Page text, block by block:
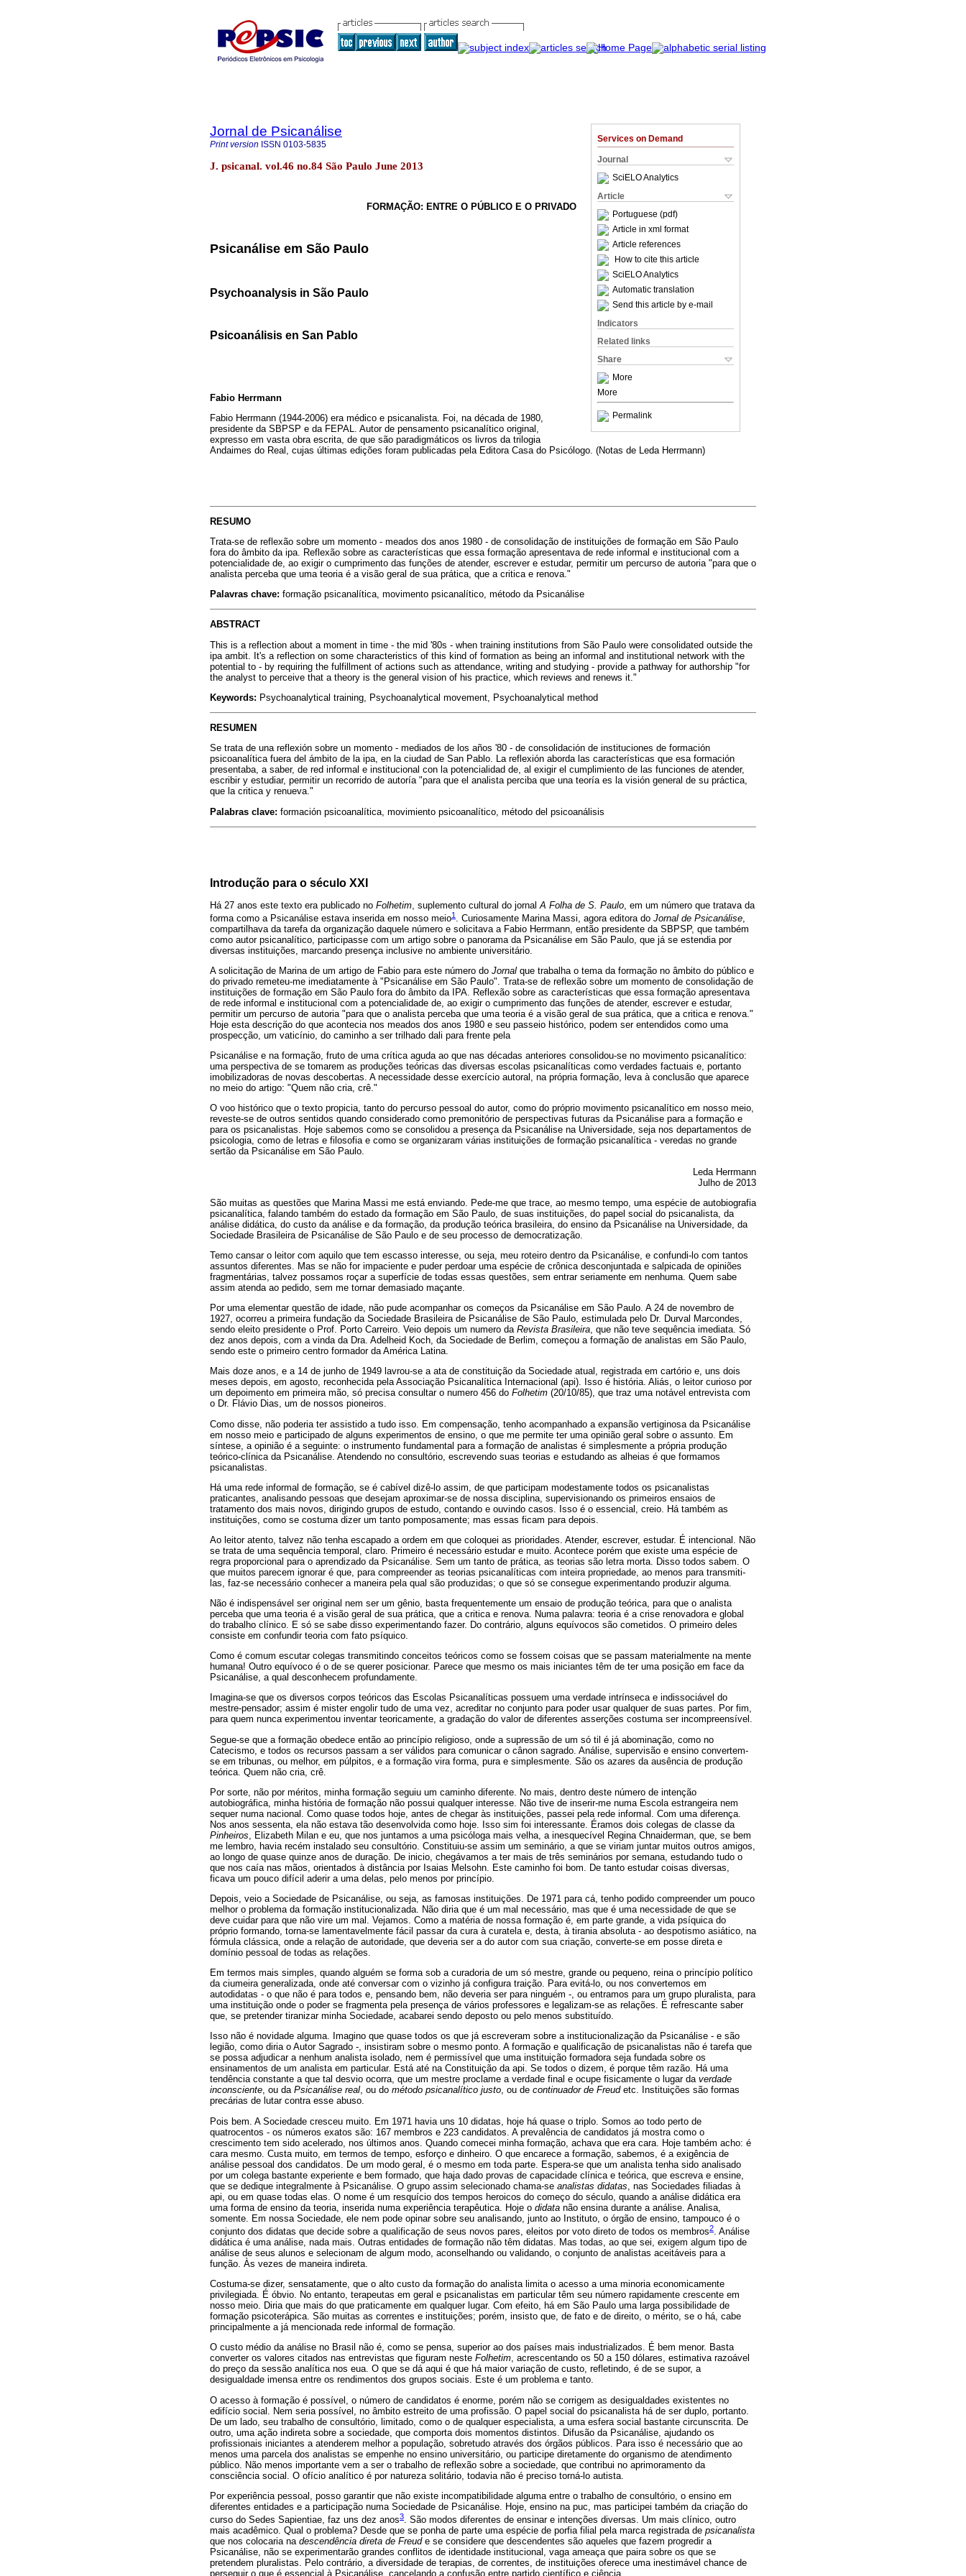
Services on Demand
Journal
SciELO Analytics
Article
Portuguese (pdf)
Article in xml format
Article references
How to cite this article
SciELO Analytics
Automatic translation
Send this article by e-mail
Indicators
Related links
Share
More
More
Permalink
Jornal de Psicanálise
Print version ISSN 0103-5835
J. psicanal. vol.46 no.84 São Paulo June 2013
FORMAÇÃO: ENTRE O PÚBLICO E O PRIVADO
Psicanálise em São Paulo
Psychoanalysis in São Paulo
Psicoanálisis en San Pablo
Fabio Herrmann
Fabio Herrmann (1944-2006) era médico e psicanalista. Foi, na década de 1980,
presidente da SBPSP e da FEPAL. Autor de pensamento psicanalítico original,
expresso em vasta obra escrita, de que são paradigmáticos os livros da trilogia
Andaimes do Real, cujas últimas edições foram publicadas pela Editora Casa do Psicólogo. (Notas de Leda Herrmann)
RESUMO
Trata-se de reflexão sobre um momento - meados dos anos 1980 - de consolidação de instituições de formação em São Paulo
fora do âmbito da ipa. Reflexão sobre as características que essa formação apresentava de rede informal e institucional com a
potencialidade de, ao exigir o cumprimento das funções de atender, escrever e estudar, permitir um percurso de autoria "para que o
analista perceba que uma teoria é a visão geral de sua prática, que a critica e renova."
Palavras chave: formação psicanalítica, movimento psicanalítico, método da Psicanálise
ABSTRACT
This is a reflection about a moment in time - the mid '80s - when training institutions from São Paulo were consolidated outside the
ipa ambit. It's a reflection on some characteristics of this kind of formation as being an informal and institutional network with the
potential to - by requiring the fulfillment of actions such as attendance, writing and studying - provide a pathway for authorship "for
the analyst to perceive that a theory is the general vision of his practice, which reviews and renews it."
Keywords: Psychoanalytical training, Psychoanalytical movement, Psychoanalytical method
RESUMEN
Se trata de una reflexión sobre un momento - mediados de los años '80 - de consolidación de instituciones de formación
psicoanalítica fuera del ámbito de la ipa, en la ciudad de San Pablo. La reflexión aborda las características que esa formación
presentaba, a saber, de red informal e institucional con la potencialidad de, al exigir el cumplimiento de las funciones de atender,
escribir y estudiar, permitir un recorrido de autoría "para que el analista perciba que una teoría es la visión general de su práctica,
que la critica y renueva."
Palabras clave: formación psicoanalítica, movimiento psicoanalítico, método del psicoanálisis
Introdução para o século XXI
Há 27 anos este texto era publicado no Folhetim , suplemento cultural do jornal A Folha de S. Paulo , em um número que tratava da
forma como a Psicanálise estava inserida em nosso meio1 . Curiosamente Marina Massi, agora editora do Jornal de Psicanálise
compartilhava da tarefa da organização daquele número e solicitava a Fabio Herrmann, então presidente da SBPSP, que também
como autor psicanalítico, participasse com um artigo sobre o panorama da Psicanálise em São Paulo, que já se estendia por
diversas instituições, marcando presença inclusive no ambiente universitário.
A solicitação de Marina de um artigo de Fabio para este número do Jornal que trabalha o tema da formação no âmbito do público e
do privado remeteu-me imediatamente à "Psicanálise em São Paulo". Trata-se de reflexão sobre um momento de consolidação de
instituições de formação em São Paulo fora do âmbito da IPA. Reflexão sobre as características que essa formação apresentava
de rede informal e institucional com a potencialidade de, ao exigir o cumprimento das funções de atender, escrever e estudar,
permitir um percurso de autoria "para que o analista perceba que uma teoria é a visão geral de sua prática, que a critica e renova."
Hoje esta descrição do que acontecia nos meados dos anos 1980 e seu passeio histórico, podem ser entendidos como uma
prospecção, um vaticínio, do caminho a ser trilhado dali para frente pela
Psicanálise e na formação, fruto de uma crítica aguda ao que nas décadas anteriores consolidou-se no movimento psicanalítico:
uma perspectiva de se tomarem as produções teóricas das diversas escolas psicanalíticas como verdades factuais e, portanto
imobilizadoras de novas descobertas. A necessidade desse exercício autoral, na própria formação, leva à conclusão que aparece
no meio do artigo: "Quem não cria, crê."
O voo histórico que o texto propicia, tanto do percurso pessoal do autor, como do próprio movimento psicanalítico em nosso meio,
reveste-se de outros sentidos quando considerado como premonitório de perspectivas futuras da Psicanálise para a formação e
para os psicanalistas. Hoje sabemos como se consolidou a presença da Psicanálise na Universidade, seja nos departamentos de
psicologia, como de letras e filosofia e como se organizaram várias instituições de formação psicanalítica - veredas no grande
sertão da Psicanálise em São Paulo.
Leda Herrmann
Julho de 2013
São muitas as questões que Marina Massi me está enviando. Pede-me que trace, ao mesmo tempo, uma espécie de autobiografia
psicanalítica, falando também do estado da formação em São Paulo, de suas instituições, do papel social do psicanalista, da
análise didática, do custo da análise e da formação, da produção teórica brasileira, do ensino da Psicanálise na Universidade, da
Sociedade Brasileira de Psicanálise de São Paulo e de seu processo de democratização.
Temo cansar o leitor com aquilo que tem escasso interesse, ou seja, meu roteiro dentro da Psicanálise, e confundi-lo com tantos
assuntos diferentes. Mas se não for impaciente e puder perdoar uma espécie de crônica desconjuntada e salpicada de opiniões
fragmentárias, talvez possamos roçar a superfície de todas essas questões, sem entrar seriamente em nenhuma. Quem sabe
assim atenda ao pedido, sem me tornar demasiado maçante.
Por uma elementar questão de idade, não pude acompanhar os começos da Psicanálise em São Paulo. A 24 de novembro de
1927, ocorreu a primeira fundação da Sociedade Brasileira de Psicanálise de São Paulo, estimulada pelo Dr. Durval Marcondes,
sendo eleito presidente o Prof. Porto Carreiro. Veio depois um numero da Revista Brasileira, que não teve sequência imediata. Só
dez anos depois, com a vinda da Dra. Adelheid Koch, da Sociedade de Berlim, começou a formação de analistas em São Paulo,
sendo este o primeiro centro formador da América Latina.
Mais doze anos, e a 14 de junho de 1949 lavrou-se a ata de constituição da Sociedade atual, registrada em cartório e, uns dois
meses depois, em agosto, reconhecida pela Associação Psicanalítica Internacional (api). Isso é história. Aliás, o leitor curioso por
um depoimento em primeira mão, só precisa consultar o numero 456 do Folhetim (20/10/85), que traz uma notável entrevista com
o Dr. Flávio Dias, um de nossos pioneiros.
Como disse, não poderia ter assistido a tudo isso. Em compensação, tenho acompanhado a expansão vertiginosa da Psicanálise
em nosso meio e participado de alguns experimentos de ensino, o que me permite ter uma opinião geral sobre o assunto. Em
síntese, a opinião é a seguinte: o instrumento fundamental para a formação de analistas é simplesmente a própria produção
teórico-clínica da Psicanálise. Atendendo no consultório, escrevendo suas teorias e estudando as alheias é que formamos
psicanalistas.
Há uma rede informal de formação, se é cabível dizê-lo assim, de que participam modestamente todos os psicanalistas
praticantes, analisando pessoas que desejam aproximar-se de nossa disciplina, supervisionando os primeiros ensaios de
tratamento dos mais novos, dirigindo grupos de estudo, contando e ouvindo casos. Isso é o essencial, creio. Há também as
instituições, como se costuma dizer um tanto pomposamente; mas essas ficam para depois.
Ao leitor atento, talvez não tenha escapado a ordem em que coloquei as prioridades. Atender, escrever, estudar. É intencional. Não
se trata de uma sequência temporal, claro. Primeiro é necessário estudar e muito. Acontece porém que existe uma espécie de
regra proporcional para o aprendizado da Psicanálise. Sem um tanto de prática, as teorias são letra morta. Disso todos sabem. O
que muitos parecem ignorar é que, para compreender as teorias psicanalíticas com inteira propriedade, ao menos para transmiti-
las, faz-se necessário conhecer a maneira pela qual são produzidas; o que só se consegue experimentando produzir alguma.
Não é indispensável ser original nem ser um gênio, basta frequentemente um ensaio de produção teórica, para que o analista
perceba que uma teoria é a visão geral de sua prática, que a critica e renova. Numa palavra: teoria é a crise renovadora e global
do trabalho clínico. E só se sabe disso experimentando fazer. Do contrário, alguns equívocos são cometidos. O primeiro deles
consiste em confundir teoria com fato psíquico.
Como é comum escutar colegas transmitindo conceitos teóricos como se fossem coisas que se passam materialmente na mente
humana! Outro equívoco é o de se querer posicionar. Parece que mesmo os mais iniciantes têm de ter uma posição em face da
Psicanálise, a qual desconhecem profundamente.
Imagina-se que os diversos corpos teóricos das Escolas Psicanalíticas possuem uma verdade intrínseca e indissociável do
mestre-pensador; assim é mister engolir tudo de uma vez, acreditar no conjunto para poder usar qualquer de suas partes. Por fim,
para quem nunca experimentou inventar teoricamente, a gradação do valor de diferentes asserções costuma ser incompreensível.
Segue-se que a formação obedece então ao princípio religioso, onde a supressão de um só til é já abominação, como no
Catecismo, e todos os recursos passam a ser válidos para comunicar o cânon sagrado. Análise, supervisão e ensino convertem-
se em tribunas, ou melhor, em púlpitos, e a formação vira forma, pura e simplesmente. São os azares da ausência de produção
teórica. Quem não cria, crê.
Por sorte, não por méritos, minha formação seguiu um caminho diferente. No mais, dentro deste número de intenção
autobiográfica, minha história de formação não possui qualquer interesse. Não tive de inserir-me numa Escola estrangeira nem
sequer numa nacional. Como quase todos hoje, antes de chegar às instituições, passei pela rede informal. Com uma diferença.
Nos anos sessenta, ela não estava tão desenvolvida como hoje. Isso sim foi interessante. Éramos dois colegas de classe da
Pinheiros , Elizabeth Milan e eu, que nos juntamos a uma psicóloga mais velha, a inesquecível Regina Chnaiderman, que, se bem
me lembro, havia recém instalado seu consultório. Constituiu-se assim um seminário, a que se viriam juntar muitos outros amigos,
ao longo de quase quinze anos de duração. De inicio, chegávamos a ter mais de três seminários por semana, estudando tudo o
que nos caía nas mãos, orientados à distância por Isaias Melsohn. Este caminho foi bom. De tanto estudar coisas diversas,
ficava um pouco difícil aderir a uma delas, pelo menos por princípio.
Depois, veio a Sociedade de Psicanálise, ou seja, as famosas instituições. De 1971 para cá, tenho podido compreender um pouco
melhor o problema da formação institucionalizada. Não diria que é um mal necessário, mas que é uma necessidade de que se
deve cuidar para que não vire um mal. Vejamos. Como a matéria de nossa formação é, em parte grande, a vida psíquica do
próprio formando, torna-se lamentavelmente fácil passar da cura à curatela e, desta, à tirania absoluta - ao despotismo asiático, na
fórmula clássica, onde a relação de autoridade, que deveria ser a do autor com sua criação, converte-se em posse direta e
domínio pessoal de todas as relações.
Em termos mais simples, quando alguém se forma sob a curadoria de um só mestre, grande ou pequeno, reina o princípio político
da ciumeira generalizada, onde até conversar com o vizinho já configura traição. Para evitá-lo, ou nos convertemos em
autodidatas - o que não é para todos e, pensando bem, não deveria ser para ninguém -, ou entramos para um grupo pluralista, para
uma instituição onde o poder se fragmenta pela presença de vários professores e legalizam-se as relações. É refrescante saber
que, se pretender tiranizar minha Sociedade, acabarei sendo deposto ou pelo menos substituído.
Isso não é novidade alguma. Imagino que quase todos os que já escreveram sobre a institucionalização da Psicanálise - e são
legião, como diria o Autor Sagrado -, insistiram sobre o mesmo ponto. A formação e qualificação de psicanalistas não é tarefa que
se possa adjudicar a nenhum analista isolado, nem é permissível que uma instituição formadora seja fundada sobre os
ensinamentos de um analista em particular. Está até na Constituição da api. Se todos o dizem, é porque têm razão. Há uma
tendência constante a que tal desvio ocorra, que um mestre proclame a verdade final e ocupe fisicamente o lugar da verdade
inconsciente, ou da Psicanálise real, ou do método psicanalítico justo, ou de continuador de Freudetc. Instituições são formas
precárias de lutar contra esse abuso.
Pois bem. A Sociedade cresceu muito. Em 1971 havia uns 10 didatas, hoje há quase o triplo. Somos ao todo perto de
quatrocentos - os números exatos são: 167 membros e 223 candidatos. A prevalência de candidatos já mostra como o
crescimento tem sido acelerado, nos últimos anos. Quando comecei minha formação, achava que era cara. Hoje também acho: é
cara mesmo. Custa muito, em termos de tempo, esforço e dinheiro. O que encarece a formação, sabemos, é a exigência de
análise pessoal dos candidatos. De um modo geral, é o mesmo em toda parte. Espera-se que um analista tenha sido analisado
por um colega bastante experiente e bem formado, que haja dado provas de capacidade clínica e teórica, que escreva e ensine,
que se dedique integralmente à Psicanálise. O grupo assim selecionado chama-se analistas didatas , nas Sociedades filiadas à
api, ou em quase todas elas. O nome é um resquício dos tempos heroicos do começo do século, quando a análise didática era
uma forma de ensino da teoria, inserida numa experiência terapêutica. Hoje o didata não ensina durante a análise. Analisa,
somente. Em nossa Sociedade, ele nem pode opinar sobre seu analisando, junto ao Instituto, o órgão de ensino, tampouco é o
conjunto dos didatas que decide sobre a qualificação de seus novos pares, eleitos por voto direto de todos os membros2 . Análise
didática é uma análise, nada mais. Outras entidades de formação não têm didatas. Mas todas, ao que sei, exigem algum tipo de
análise de seus alunos e selecionam de algum modo, aconselhando ou validando, o conjunto de analistas aceitáveis para a
função. Às vezes de maneira indireta.
Costuma-se dizer, sensatamente, que o alto custo da formação do analista limita o acesso a uma minoria economicamente
privilegiada. É óbvio. No entanto, terapeutas em geral e psicanalistas em particular têm seu número rapidamente crescente em
nosso meio. Diria que mais do que praticamente em qualquer lugar. Com efeito, há em São Paulo uma larga possibilidade de
formação psicoterápica. São muitas as correntes e instituições; porém, insisto que, de fato e de direito, o mérito, se o há, cabe
principalmente a já mencionada rede informal de formação.
O custo médio da análise no Brasil não é, como se pensa, superior ao dos países mais industrializados. É bem menor. Basta
converter os valores citados nas entrevistas que figuram neste Folhetim, acrescentando os 50 a 150 dólares, estimativa razoável
do preço da sessão analítica nos eua. O que se dá aqui é que há maior variação de custo, refletindo, é de se supor, a
desigualdade imensa entre os rendimentos dos grupos sociais. Este é um problema e tanto.
O acesso à formação é possível, o número de candidatos é enorme, porém não se corrigem as desigualdades existentes no
edifício social. Nem seria possível, no âmbito estreito de uma profissão. O papel social do psicanalista há de ser duplo, portanto.
De um lado, seu trabalho de consultório, limitado, como o de qualquer especialista, a uma esfera social bastante circunscrita. De
outro, uma ação indireta sobre a sociedade, que comporta dois momentos distintos. Difusão da Psicanálise, ajudando os
profissionais iniciantes a atenderem melhor a população, sobretudo através dos órgãos públicos. Para isso é necessário que ao
menos uma parcela dos analistas se empenhe no ensino universitário, ou participe diretamente do organismo de atendimento
público. Não menos importante vem a ser o trabalho de reflexão sobre a sociedade, que contribui no aprimoramento da
consciência social. O ofício analítico é por natureza solitário, todavia não é preciso torná-lo autista.
Por experiência pessoal, posso garantir que não existe incompatibilidade alguma entre o trabalho de consultório, o ensino em
diferentes entidades e a participação numa Sociedade de Psicanálise. Hoje, ensino na puc, mas participei também da criação do
curso do Sedes Sapientiae, faz uns dez anos3. São modos diferentes de ensinar e intenções diversas. Um mais clínico, outro
mais acadêmico. Qual o problema? Desde que se ponha de parte uma espécie de porfia filial pela marca registrada de psicanalista
que nos colocaria na descendência direta de Freude se considere que descendentes são aqueles que fazem progredir a
Psicanálise, não se experimentarão grandes conflitos de identidade institucional, vaga ameaça que paira sobre os que se
pretendem pluralistas. Pelo contrário, a diversidade de terapias, de correntes, de instituições oferece uma inestimável chance de
perseguir o que é essencial à Psicanálise, cancelando a confusão entre partido científico e ciência.